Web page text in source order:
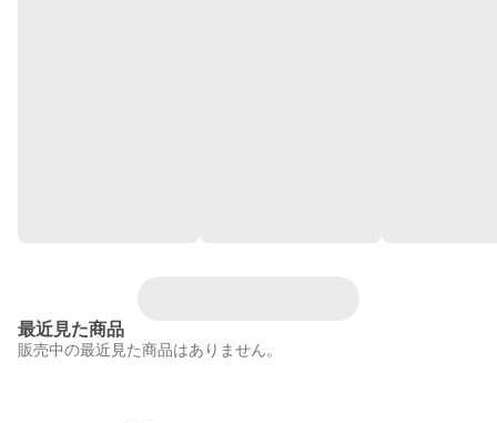
最近見た商品
販売中の最近見た商品はありません。